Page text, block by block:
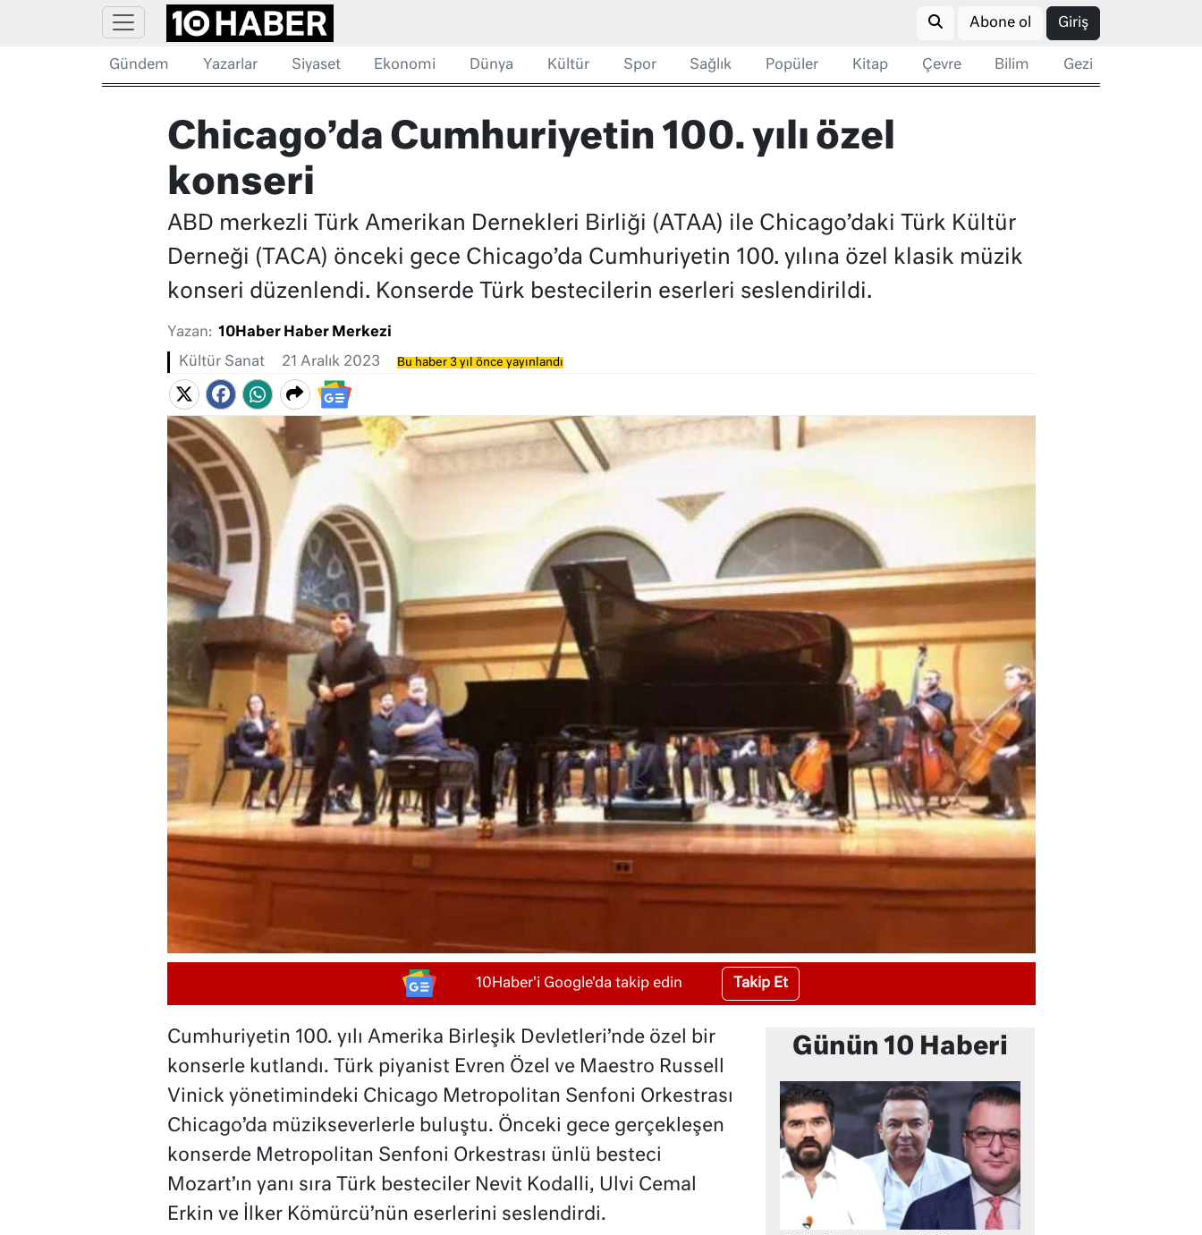
Abone ol Giriş
Gündem Yazarlar Siyaset Ekonomi Dünya Kültür Spor Sağlık Popüler Kitap Çevre Bilim Gezi
Chicago’da Cumhuriyetin 100. yılı özel
konseri
ABD merkezli Türk Amerikan Dernekleri Birliği (ATAA) ile Chicago’daki Türk Kültür
Derneği (TACA) önceki gece Chicago’da Cumhuriyetin 100. yılına özel klasik müzik
konseri düzenlendi. Konserde Türk bestecilerin eserleri seslendirildi.
Yazan: 10Haber Haber Merkezi
Kültür Sanat 21 Aralık 2023 Bu haber 3 yıl önce yayınlandı
10Haber'i Google'da takip edin Takip Et
Cumhuriyetin 100. yılı Amerika Birleşik Devletleri’nde özel bir
konserle kutlandı. Türk piyanist Evren Özel ve Maestro Russell
Vinick yönetimindeki Chicago Metropolitan Senfoni Orkestrası
Chicago’da müzikseverlerle buluştu. Önceki gece gerçekleşen
konserde Metropolitan Senfoni Orkestrası ünlü besteci
Mozart’ın yanı sıra Türk besteciler Nevit Kodalli, Ulvi Cemal
Erkin ve İlker Kömürcü’nün eserlerini seslendirdi.
Günün 10 Haberi